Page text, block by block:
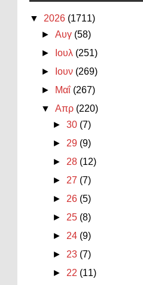
▼ 2026 (1711)
►Αυγ (58)
►
Ιουλ (251)
►
Ιουν (269)
►
Μαΐ (267)
▼Απρ (220)
►30 (7)
► 29 (9)
► 28 (12)
► 27 (7)
► 26 (5)
► 25 (8)
► 24 (9)
► 23 (7)
► 22 (11)